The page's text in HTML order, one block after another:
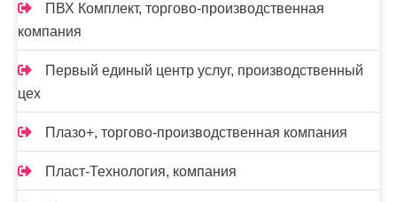
ПВХ Комплект, торгово-производственная
компания
Первый единый центр услуг, производственный
цех
Плазо+, торгово-производственная компания
Пласт-Технология, компания